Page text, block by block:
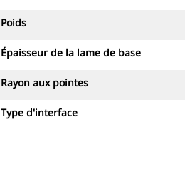
Poids
Épaisseur de la lame de base
Rayon aux pointes
Type d'interface